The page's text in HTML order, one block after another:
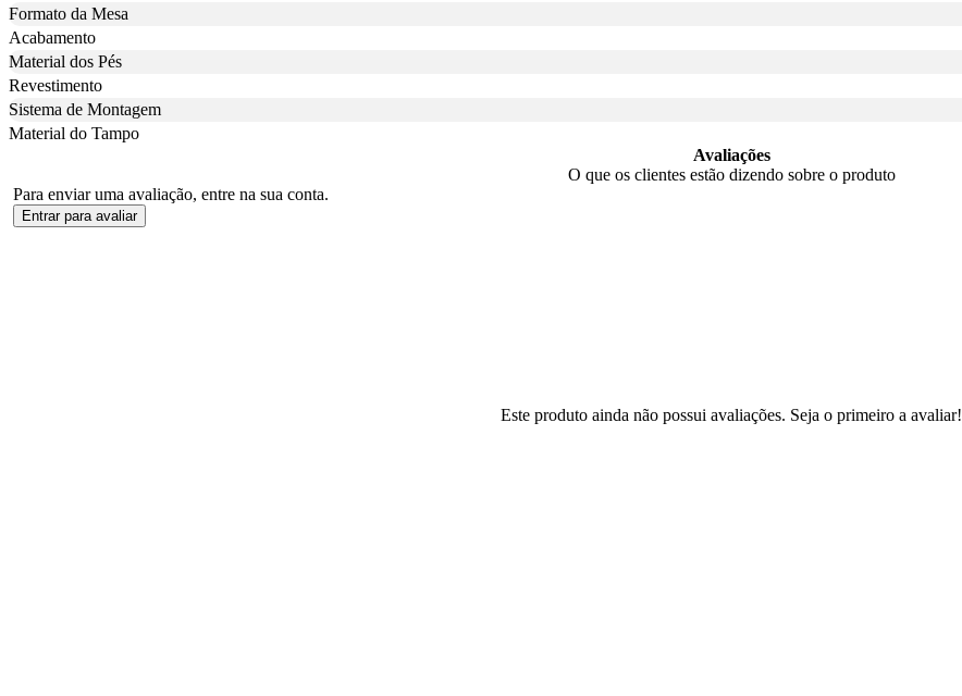
Formato da Mesa
Acabamento
Material dos Pés
Revestimento
Sistema de Montagem
Material do Tampo
Avaliações
O que os clientes estão dizendo sobre o produto
Para enviar uma avaliação, entre na sua conta.
Entrar para avaliar
Este produto ainda não possui avaliações. Seja o primeiro a avaliar!